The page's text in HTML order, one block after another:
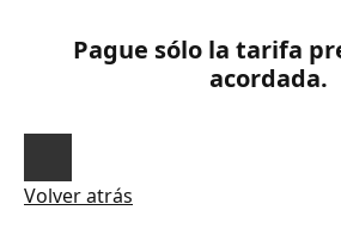
Pague sólo la tarifa
acordada.
Volver atrás